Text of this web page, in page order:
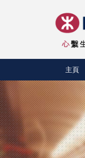
主頁